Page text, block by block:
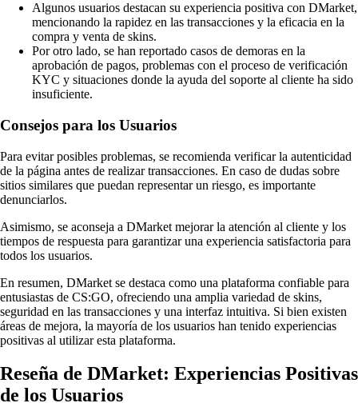
Algunos usuarios destacan su experiencia positiva con DMarket,
mencionando la rapidez en las transacciones y la eficacia en la
compra y venta de skins.
Por otro lado, se han reportado casos de demoras en la
aprobación de pagos, problemas con el proceso de verificación
KYC y situaciones donde la ayuda del soporte al cliente ha sido
insuficiente.
Consejos para los Usuarios
Para evitar posibles problemas, se recomienda verificar la autenticidad
de la página antes de realizar transacciones. En caso de dudas sobre
sitios similares que puedan representar un riesgo, es importante
denunciarlos.
Asimismo, se aconseja a DMarket mejorar la atención al cliente y los
tiempos de respuesta para garantizar una experiencia satisfactoria para
todos los usuarios.
En resumen, DMarket se destaca como una plataforma confiable para
entusiastas de CS:GO, ofreciendo una amplia variedad de skins,
seguridad en las transacciones y una interfaz intuitiva. Si bien existen
áreas de mejora, la mayoría de los usuarios han tenido experiencias
positivas al utilizar esta plataforma.
Reseña de DMarket: Experiencias Positivas
de los Usuarios